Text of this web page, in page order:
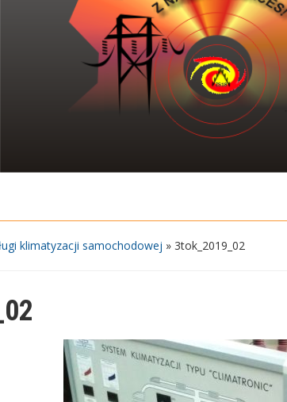
klimatyzacji samochodowej » 3tok_2019_02